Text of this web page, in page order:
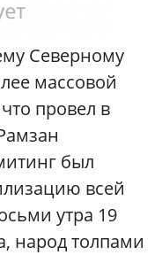
Северному
массовой
провел в
был
всей
утра 19
народ толпами